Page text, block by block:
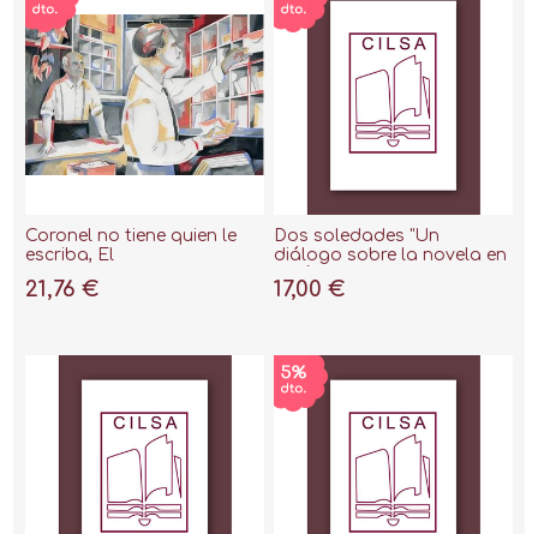
Coronel no tiene quien le
escriba, El
21,76 €
Dos soledades "Un
diálogo sobre la novela en
17,00 €